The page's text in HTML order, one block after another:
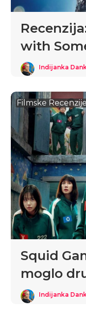
with
Indijanka
Filmske Recenzije
Squid
moglo
Indijanka